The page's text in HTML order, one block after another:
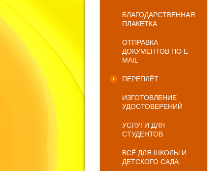
БЛАГОДАРСТВЕННАЯ
ПЛАКЕТКА
ОТПРАВКА
ДОКУМЕНТОВ ПО E-
MAIL
ПЕРЕПЛЁТ
ИЗГОТОВЛЕНИЕ
УДОСТОВЕРЕНИЙ
УСЛУГИ ДЛЯ
СТУДЕНТОВ
ВСЁ ДЛЯ ШКОЛЫ И
ДЕТСКОГО САДА